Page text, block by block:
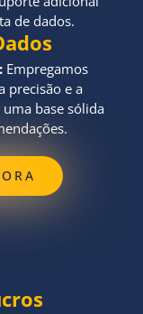
de dados.
Empregamos
precisão e a
base sólida